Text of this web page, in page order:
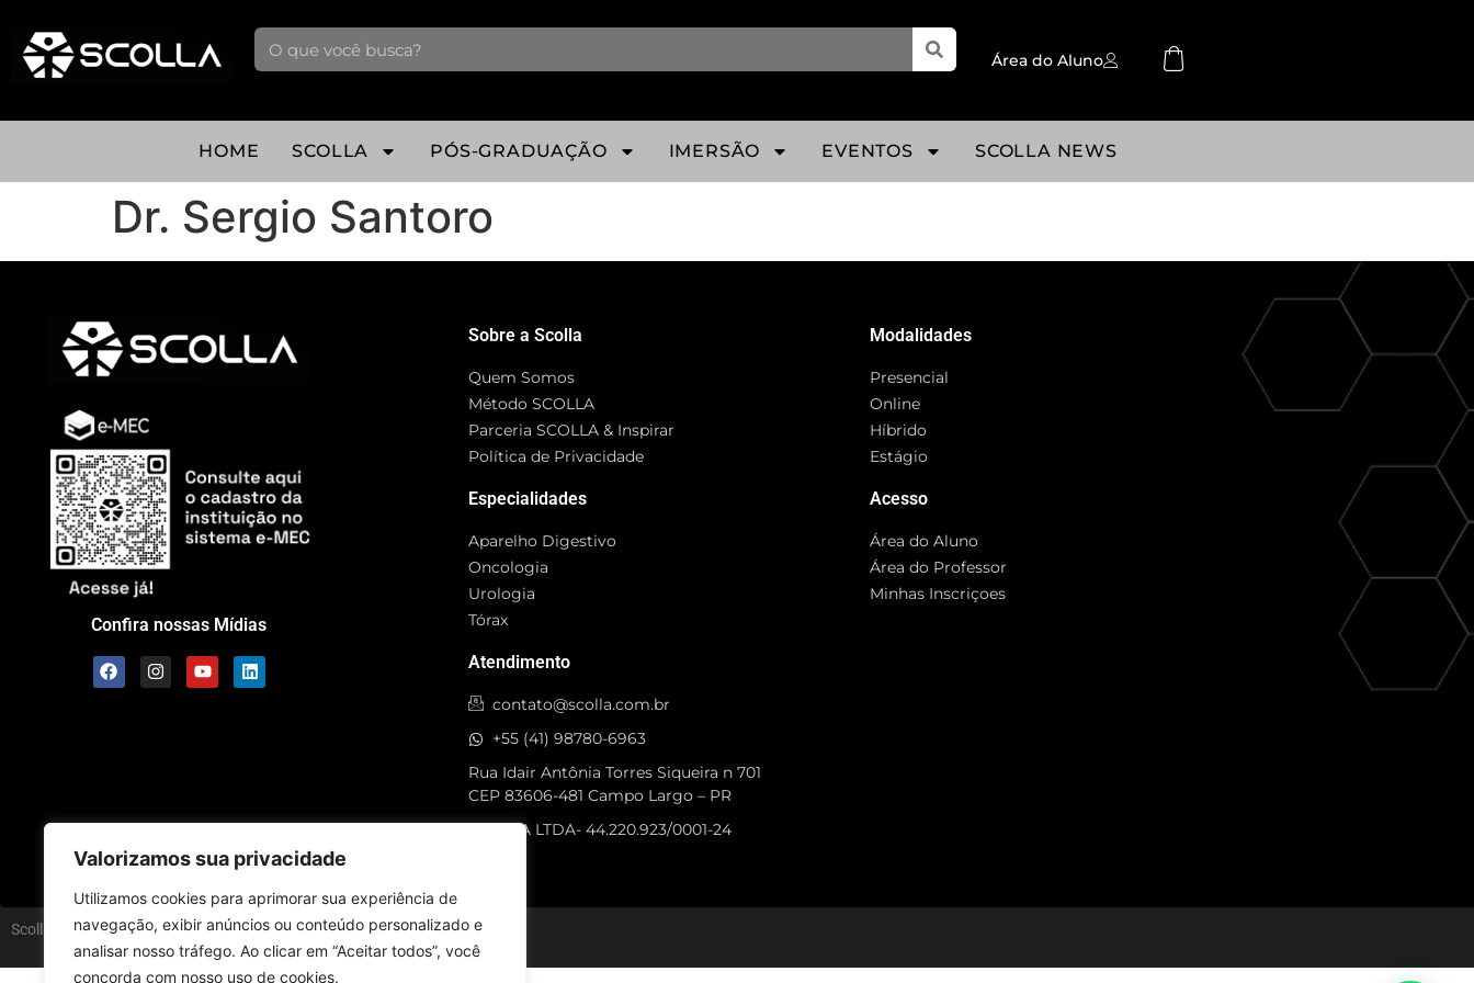
Valorizamos sua privacidade
Utilizamos cookies para aprimorar sua experiência de
navegação, exibir anúncios ou conteúdo personalizado e
analisar nosso tráfego. Ao clicar em “Aceitar todos”, você
concorda com nosso uso de cookies.
Área do Aluno
HOME SCOLLA PÓS-GRADUAÇÃO IMERSÃO EVENTOS SCOLLA NEWS
Dr. Sergio Santoro
Confira nossas Mídias
Sobre a Scolla
Quem Somos
Método SCOLLA
Parceria SCOLLA & Inspirar
Política de Privacidade
Especialidades
Aparelho Digestivo
Oncologia
Urologia
Tórax
Atendimento
contato@scolla.com.br
+55 (41) 98780-6963
Rua Idair Antônia Torres Siqueira n 701
CEP 83606-481 Campo Largo – PR
SCOLLA LTDA- 44.220.923/0001-24
Modalidades
Presencial
Online
Híbrido
Estágio
Acesso
Área do Aluno
Área do Professor
Minhas Inscriçoes
Scolla © – Todos os Direitos Reservados